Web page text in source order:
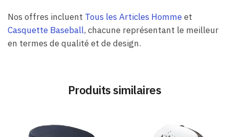
Nos offres incluent Tous les Articles Hommeet
Casquette Baseball, chacune représentant le meilleur
en termes de qualité et de design.
Produits similaires